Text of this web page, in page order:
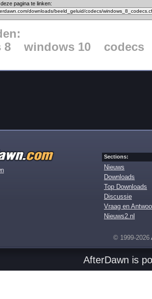
pagina te linken:
8
windows 10 codecs
Sections:
Nieuws
Downloads
Top Downloads
Discussie
Vraag en
Nieuws2.nl
© 1999-2026
AfterDawn is